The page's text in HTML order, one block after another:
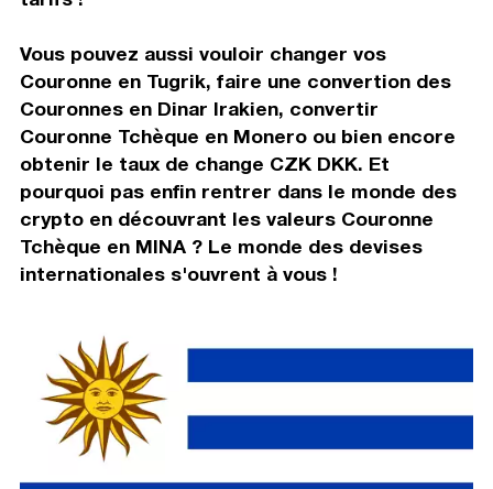
Vous pouvez aussi vouloir changer vos
Couronne en Tugrik, faire une convertion des
Couronnes en Dinar Irakien, convertir
Couronne Tchèque en Monero ou bien encore
obtenir le taux de change CZK DKK. Et
pourquoi pas enfin rentrer dans le monde des
crypto en découvrant les valeurs Couronne
Tchèque en MINA ? Le monde des devises
internationales s'ouvrent à vous !